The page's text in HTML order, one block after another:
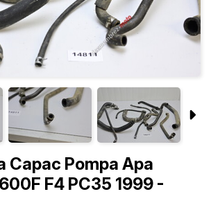
Capac Pompa Apa
F4 PC35 1999 -